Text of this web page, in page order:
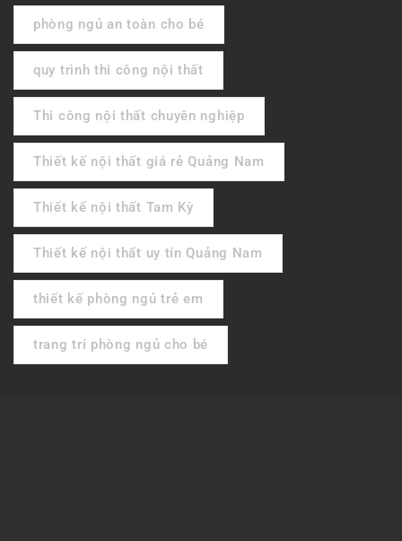
phòng ngủ an toàn cho bé
quy trình thi công nội thất
Thi công nội thất chuyên nghiệp
Thiết kế nội thất giá rẻ Quảng Nam
Thiết kế nội thất Tam Kỳ
Thiết kế nội thất uy tín Quảng Nam
thiết kế phòng ngủ trẻ em
trang trí phòng ngủ cho bé